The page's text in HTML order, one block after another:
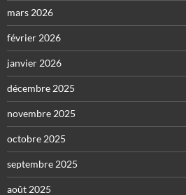
mars 2026
février 2026
janvier 2026
décembre 2025
novembre 2025
octobre 2025
septembre 2025
août 2025